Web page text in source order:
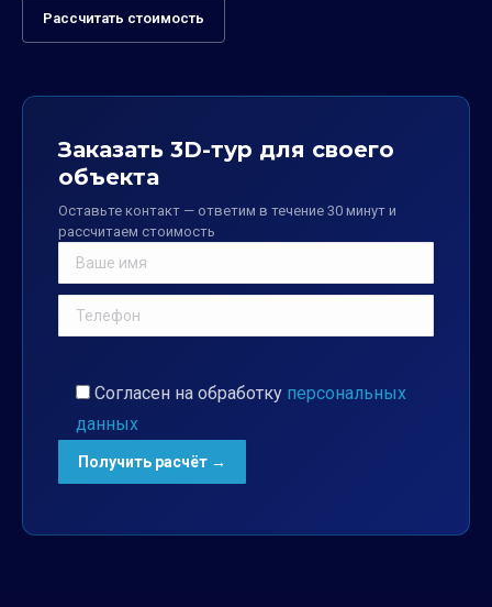
Рассчитать стоимость
Заказать 3D-тур для своего
объекта
Оставьте контакт — ответим в течение 30 минут и
рассчитаем стоимость
Согласен на обработку персональных
данных